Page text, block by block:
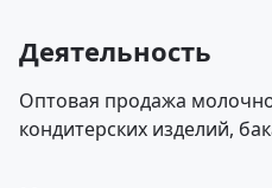
Деятельность
Оптовая продажа
кондитерских изделий,